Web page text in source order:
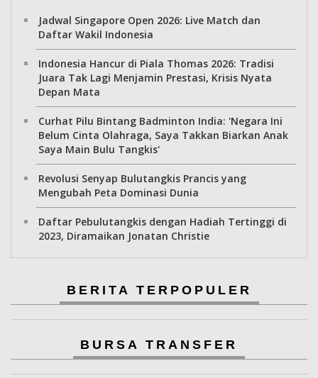
Jadwal Singapore Open 2026: Live Match dan
Daftar Wakil Indonesia
Indonesia Hancur di Piala Thomas 2026: Tradisi
Juara Tak Lagi Menjamin Prestasi, Krisis Nyata
Depan Mata
Curhat Pilu Bintang Badminton India: 'Negara Ini
Belum Cinta Olahraga, Saya Takkan Biarkan Anak
Saya Main Bulu Tangkis'
Revolusi Senyap Bulutangkis Prancis yang
Mengubah Peta Dominasi Dunia
Daftar Pebulutangkis dengan Hadiah Tertinggi di
2023, Diramaikan Jonatan Christie
BERITA TERPOPULER
BURSA TRANSFER